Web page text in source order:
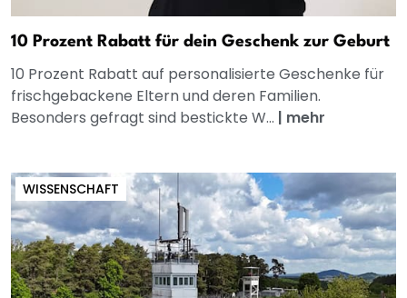
10 Prozent Rabatt für dein Geschenk zur Geburt
10 Prozent Rabatt auf personalisierte Geschenke für
frischgebackene Eltern und deren Familien.
Besonders gefragt sind bestickte W... | mehr
WISSENSCHAFT